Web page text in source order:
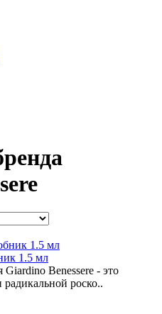
1.5 мл
Benessere - это
роско..